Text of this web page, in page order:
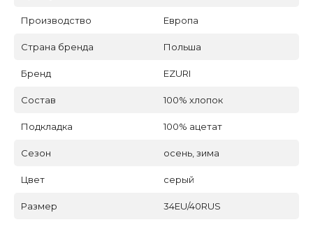
Производство Европа
Страна бренда Польша
Бренд EZURI
Состав 100% хлопок
Подкладка 100% ацетат
Сезон осень, зима
Цвет серый
Размер 34EU/40RUS